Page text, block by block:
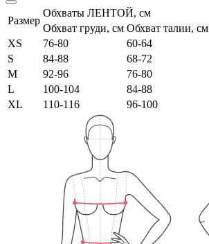
Размер
Обхваты ЛЕНТОЙ, см
Обхват груди, см Обхват талии, см
XS
76-80 60-64
S
84-88 68-72
M
92-96 76-80
L
100-104 84-88
XL
110-116 96-100